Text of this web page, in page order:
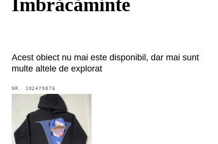
Îmbrăcăminte
Acest obiect nu mai este disponibil, dar mai sunt
multe altele de explorat
NR. 102479876